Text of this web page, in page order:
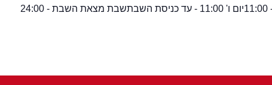
יום ו' 11:00 - עד כניסת השבת שבת מצאת השבת - 24:00